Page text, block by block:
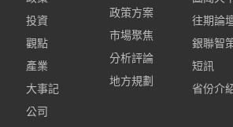
投資
觀點
產業
大事記
公司
政策方案
市場聚焦
分析評論
地方規劃
往期論
銀聯智
短訊
省份介